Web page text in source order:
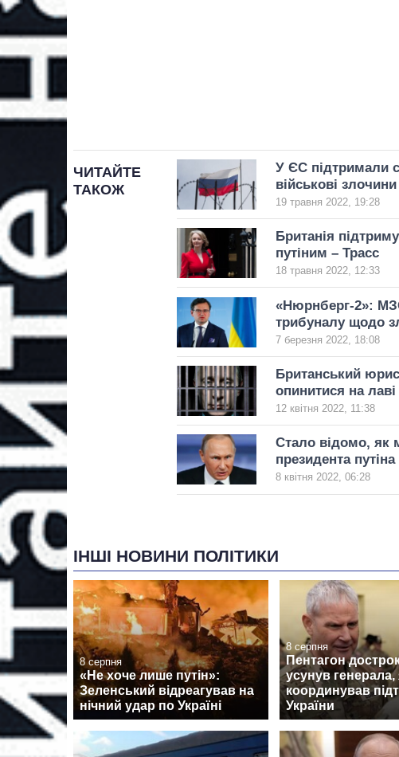
ЧИТАЙТЕ
ТАКОЖ
У ЄС підтримали
військові злочини
19 травня 2022, 19:28
Британія
путіним – Трасс
18 травня 2022, 12:33
«Нюрнберг-2»:
трибуналу щодо
7 березня 2022, 18:08
Британський
опинитися на
12 квітня 2022, 11:38
Стало відомо, як
президента путіна
8 квітня 2022, 06:28
ІНШІ НОВИНИ ПОЛІТИКИ
8 серпня
«Не хоче лише путін»:
Зеленський відреагував на
нічний удар по Україні
8 серпня
Пентагон
усунув генерала,
координував
України